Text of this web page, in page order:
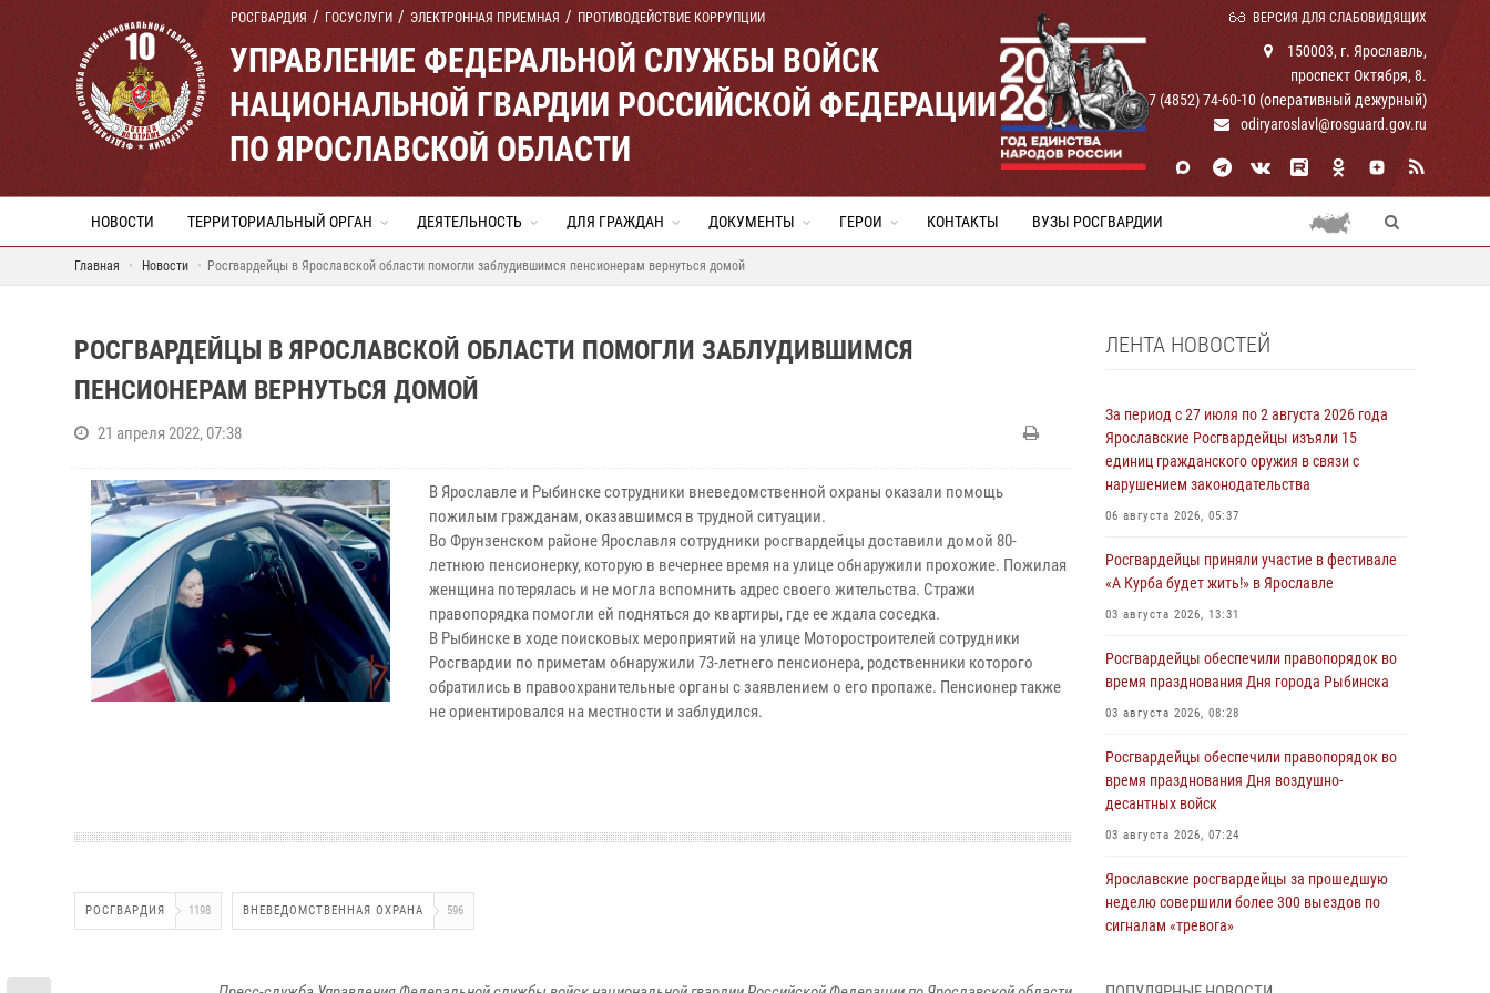
РОСГВАРДИЯ ГОСУСЛУГИ ЭЛЕКТРОННАЯ ПРИЕМНАЯ ПРОТИВОДЕЙСТВИЕ КОРРУПЦИИ ВЕРСИЯ ДЛЯ СЛАБОВИДЯЩИХ
УПРАВЛЕНИЕ ФЕДЕРАЛЬНОЙ СЛУЖБЫ ВОЙСК
НАЦИОНАЛЬНОЙ ГВАРДИИ РОССИЙСКОЙ ФЕДЕРАЦИИ
ПО ЯРОСЛАВСКОЙ ОБЛАСТИ
150003, г. Ярославль,
проспект Октября, 8.
+ 7 (4852) 74-60-10 (оперативный дежурный)
odiryaroslavl@rosguard.gov.ru
НОВОСТИ ТЕРРИТОРИАЛЬНЫЙ ОРГАН ДЕЯТЕЛЬНОСТЬ ДЛЯ ГРАЖДАН ДОКУМЕНТЫ ГЕРОИ КОНТАКТЫ ВУЗЫ РОСГВАРДИИ
Главная Новости Росгвардейцы в Ярославской области помогли заблудившимся пенсионерам вернуться домой
РОСГВАРДЕЙЦЫ В ЯРОСЛАВСКОЙ ОБЛАСТИ ПОМОГЛИ ЗАБЛУДИВШИМСЯ
ПЕНСИОНЕРАМ ВЕРНУТЬСЯ ДОМОЙ
21 апреля 2022, 07:38
В Ярославле и Рыбинске сотрудники вневедомственной охраны оказали помощь
пожилым гражданам, оказавшимся в трудной ситуации.
Во Фрунзенском районе Ярославля сотрудники росгвардейцы доставили домой 80-
летнюю пенсионерку, которую в вечернее время на улице обнаружили прохожие. Пожилая
женщина потерялась и не могла вспомнить адрес своего жительства. Стражи
правопорядка помогли ей подняться до квартиры, где ее ждала соседка.
В Рыбинске в ходе поисковых мероприятий на улице Моторостроителей сотрудники
Росгвардии по приметам обнаружили 73-летнего пенсионера, родственники которого
обратились в правоохранительные органы с заявлением о его пропаже. Пенсионер также
не ориентировался на местности и заблудился.
РОСГВАРДИЯ 1198 ВНЕВЕДОМСТВЕННАЯ ОХРАНА 596
ЛЕНТА НОВОСТЕЙ
За период с 27 июля по 2 августа 2026 года
Ярославские Росгвардейцы изъяли 15
единиц гражданского оружия в связи с
нарушением законодательства
06 августа 2026, 05:37
Росгвардейцы приняли участие в фестивале
«А Курба будет жить!» в Ярославле
03 августа 2026, 13:31
Росгвардейцы обеспечили правопорядок во
время празднования Дня города Рыбинска
03 августа 2026, 08:28
Росгвардейцы обеспечили правопорядок во
время празднования Дня воздушно-
десантных войск
03 августа 2026, 07:24
Ярославские росгвардейцы за прошедшую
неделю совершили более 300 выездов по
сигналам «тревога»